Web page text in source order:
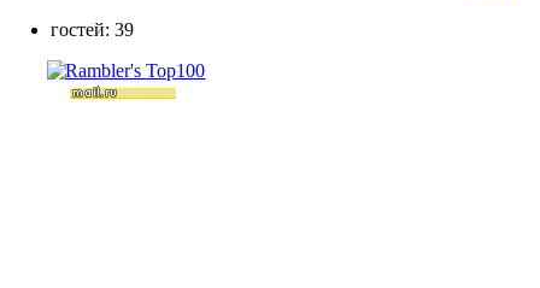
гостей: 39